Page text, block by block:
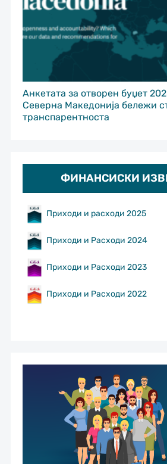
Анкетата за отворен буџет
Северна Македонија бележи
транспарентноста
ФИНАНСИСКИ
Приходи и расходи 2025
Приходи и Расходи 2024
Приходи и Расходи 2023
Приходи и Расходи 2022